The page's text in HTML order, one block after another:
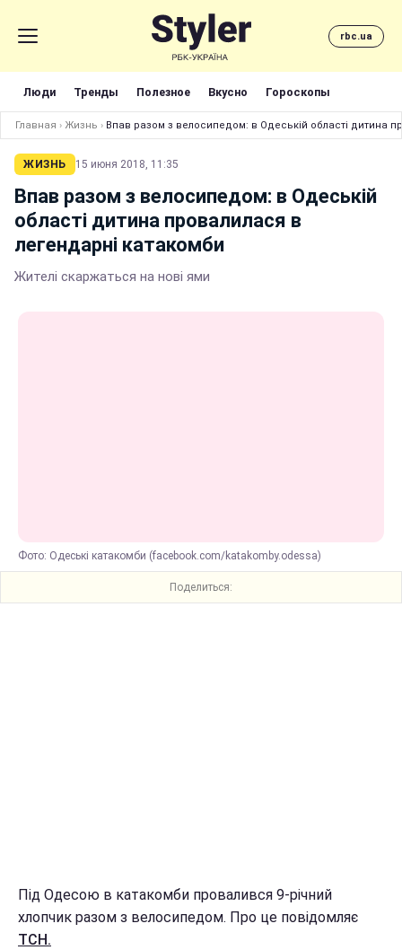
rbc.ua
Люди Тренды Полезное Вкусно Гороскопы
Главная › Жизнь › Впав разом з велосипедом: в Одеській області дитина
ЖИЗНЬ 15 июня 2018, 11:35
Впав разом з велосипедом: в Одеській
області дитина провалилася в
легендарні катакомби
Жителі скаржаться на нові ями
Фото: Одеські катакомби (facebook.com/katakomby.odessa)
Поделиться:
Під Одесою в катакомби провалився 9-річний
хлопчик разом з велосипедом. Про це повідомляє
ТСН.